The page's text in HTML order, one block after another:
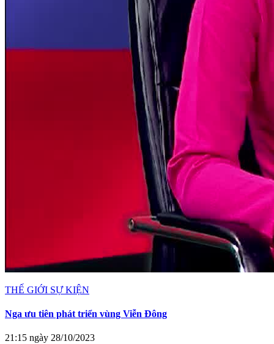
THẾ GIỚI SỰ KIỆN
Nga ưu tiên phát triển vùng Viễn Đông
21:15 ngày 28/10/2023